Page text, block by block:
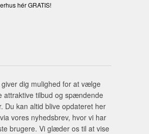
hér GRATIS!
dig mulighed for at vælge
attraktive tilbud og spændende
Du kan altid blive opdateret her
vores nyhedsbrev, hvor vi har
brugere. Vi glæder os til at vise